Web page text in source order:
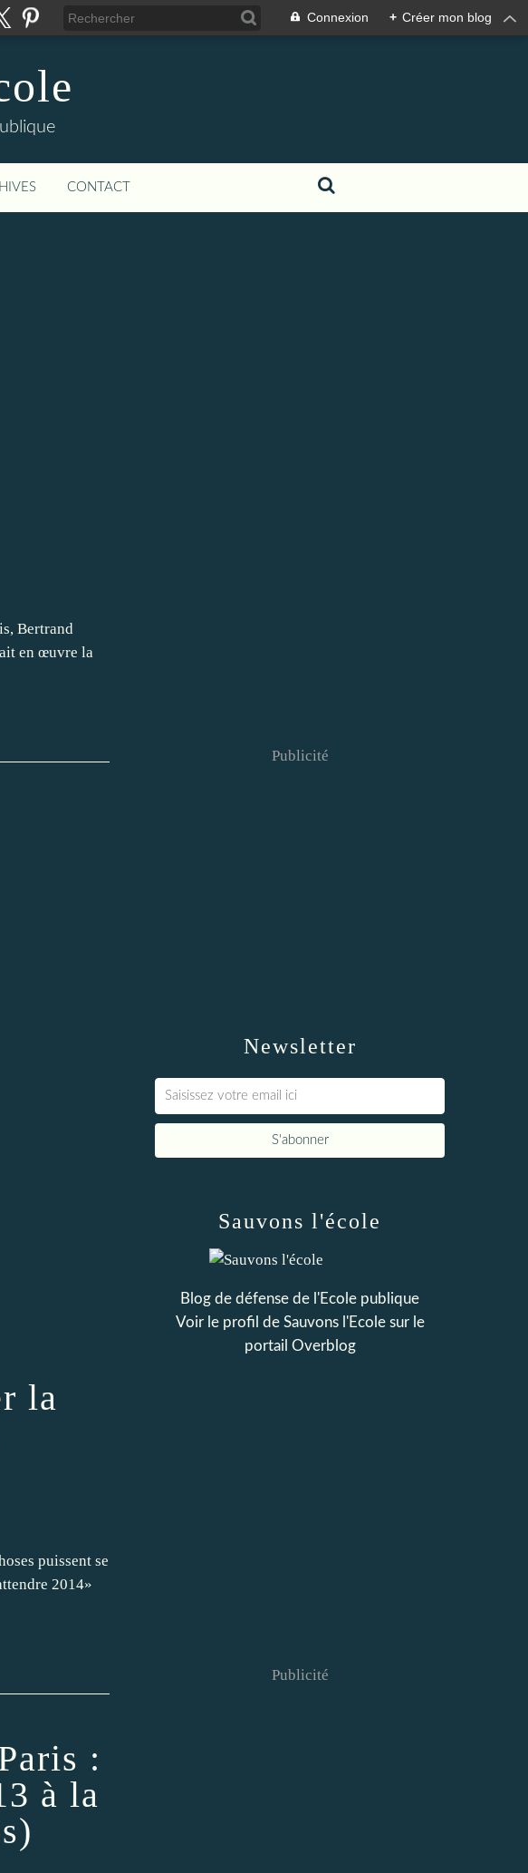
Connexion + Créer mon blog
CONTACT
Bertrand
en œuvre la
la
puissent se
2014»
:
à la
Newsletter
Publicité
Sauvons l'école
Blog de défense de l'Ecole publique
Voir le profil de Sauvons l'Ecolesur le
portail Overblog
Publicité